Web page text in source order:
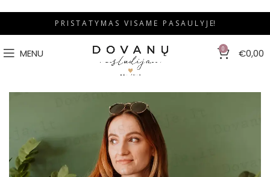
P R I S T A T Y M A S V I S A M E P A S A U L Y J E!
MENU 0 €0,00